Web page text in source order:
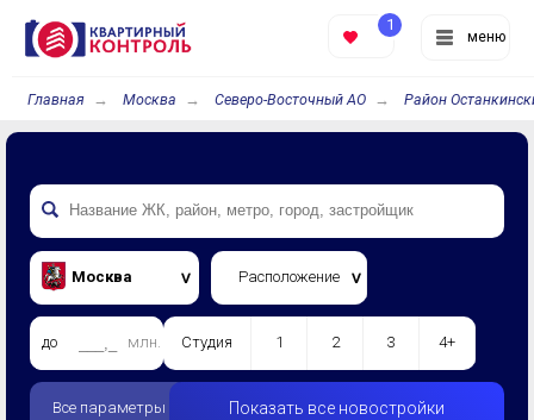
меню
1
Главная Москва Северо-Восточный АО Район
Москва Расположение
до млн. Студия 1 2 3 4+
Все параметры Показать все новостройки